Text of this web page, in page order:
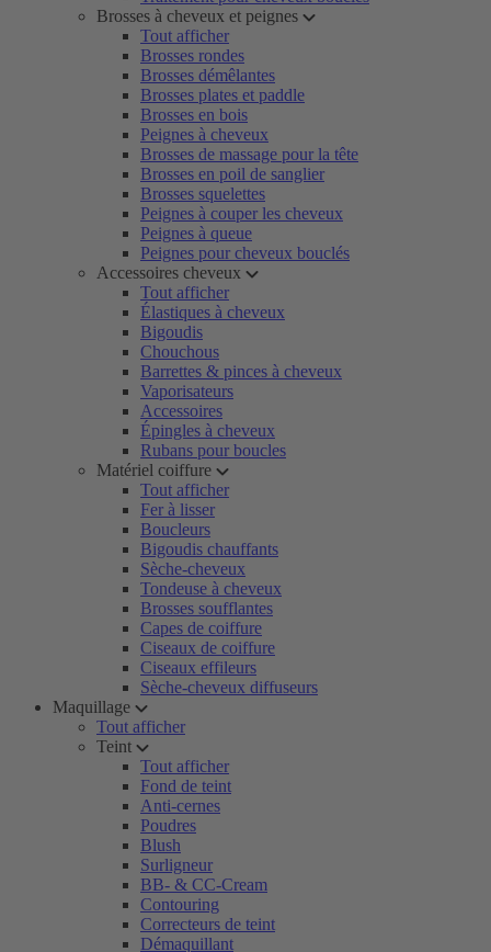
Brosses à cheveux et peignes
Tout afficher
Brosses rondes
Brosses démêlantes
Brosses plates et paddle
Brosses en bois
Peignes à cheveux
Brosses de massage pour la tête
Brosses en poil de sanglier
Brosses squelettes
Peignes à couper les cheveux
Peignes à queue
Peignes pour cheveux bouclés
Accessoires cheveux
Tout afficher
Élastiques à cheveux
Bigoudis
Chouchous
Barrettes & pinces à cheveux
Vaporisateurs
Accessoires
Épingles à cheveux
Rubans pour boucles
Matériel coiffure
Tout afficher
Fer à lisser
Boucleurs
Bigoudis chauffants
Sèche-cheveux
Tondeuse à cheveux
Brosses soufflantes
Capes de coiffure
Ciseaux de coiffure
Ciseaux effileurs
Sèche-cheveux diffuseurs
Maquillage
Tout afficher
Teint
Tout afficher
Fond de teint
Anti-cernes
Poudres
Blush
Surligneur
BB- & CC-Cream
Contouring
Correcteurs de teint
Démaquillant